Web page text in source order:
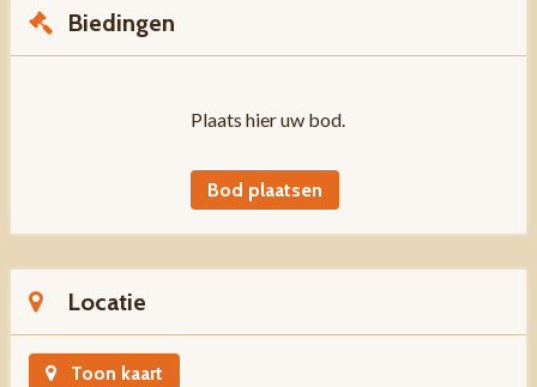
Biedingen
Plaats hier uw bod.
Bod plaatsen
Locatie
Toon kaart